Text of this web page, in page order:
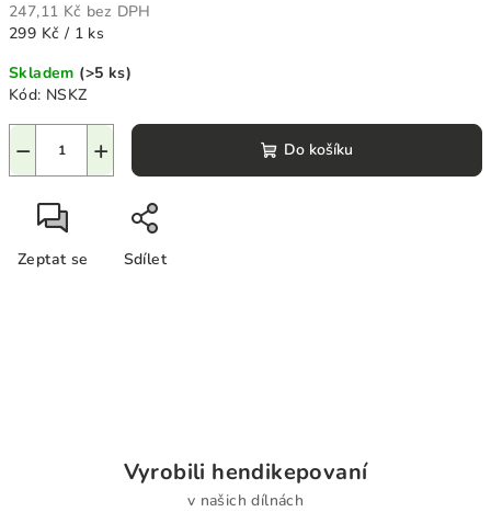
247,11 Kč bez DPH
Měrná
299 Kč / 1 ks
Skladem (>5 ks)
Kód: NSKZ
+
− Do košíku
Zeptat se Sdílet
Vyrobili hendikepovaní
v našich dílnách